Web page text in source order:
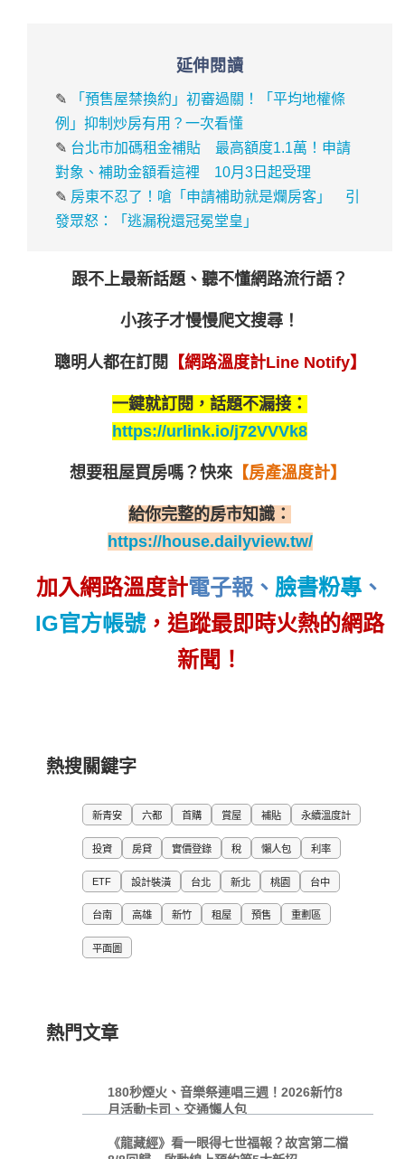
延伸閱讀
✎
「預售屋禁換約」初審過關！「平均地權條
例」抑制炒房有用？一次看懂
✎ 台北市加碼租金補貼 最高額度1.1萬！申請
對象、補助金額看這裡 10月3日起受理
✎ 房東不忍了！嗆「申請補助就是爛房客」 引
發眾怒：「逃漏稅還冠冕堂皇」
跟不上最新話題、聽不懂網路流行語？
小孩子才慢慢爬文搜尋！
聰明人都在訂閱 【網路溫度計Line Notify】
一鍵就訂閱，話題不漏接：
https://urlink.io/j72VVVk8
想要租屋買房嗎？ 快來【房產溫度計】
給你完整的房市知識：
https://house.dailyview.tw/
加入網路溫度計電子報 、 臉書粉專 、
IG官方帳號，追蹤最即時火熱的網路
新聞！
熱搜關鍵字
新青安 六都 首購 賞屋 補貼 永續溫度計
投資 房貸 實價登錄 稅 懶人包 利率
ETF 設計裝潢 台北 新北 桃園 台中
台南 高雄 新竹 租屋 預售 重劃區
平面圖
熱門文章
180秒煙火、音樂祭連唱三週！2026新竹8
月活動卡司、交通懶人包
《龍藏經》看一眼得七世福報？故宮第二檔